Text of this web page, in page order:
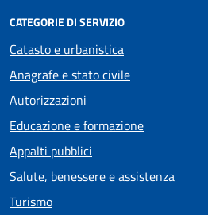
CATEGORIE DI SERVIZIO
Catasto e urbanistica
Anagrafe e stato civile
Autorizzazioni
Educazione e formazione
Appalti pubblici
Salute, benessere e assistenza
Turismo